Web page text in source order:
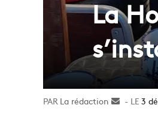
La
La rédaction
Envoyer
3